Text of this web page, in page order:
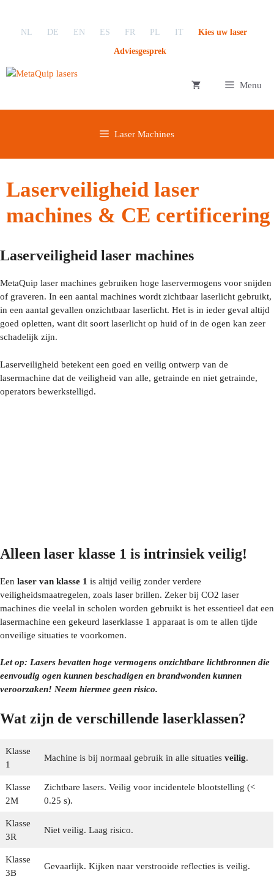
NL DE EN ES FR PL IT Kies uw laser
Adviesgesprek
Menu
Laser Machines
Laserveiligheid laser
machines & CE certificering
Laserveiligheid laser machines
MetaQuip laser machines gebruiken hoge laservermogens voor snijden
of graveren. In een aantal machines wordt zichtbaar laserlicht gebruikt,
in een aantal gevallen onzichtbaar laserlicht. Het is in ieder geval altijd
goed opletten, want dit soort laserlicht op huid of in de ogen kan zeer
schadelijk zijn.
Laserveiligheid betekent een goed en veilig ontwerp van de
lasermachine dat de veiligheid van alle, getrainde en niet getrainde,
operators bewerkstelligd.
Alleen laser klasse 1 is intrinsiek veilig!
Een laser van klasse 1 is altijd veilig zonder verdere
veiligheidsmaatregelen, zoals laser brillen. Zeker bij CO2 laser
machines die veelal in scholen worden gebruikt is het essentieel dat een
lasermachine een gekeurd laserklasse 1 apparaat is om te allen tijde
onveilige situaties te voorkomen.
Let op: Lasers bevatten hoge vermogens onzichtbare lichtbronnen die
eenvoudig ogen kunnen beschadigen en brandwonden kunnen
veroorzaken! Neem hiermee geen risico.
Wat zijn de verschillende laserklassen?
Klasse
1
Machine is bij normaal gebruik in alle situaties veilig.
Klasse
2M
Zichtbare lasers. Veilig voor incidentele blootstelling (<
0.25 s).
Klasse
3R
Niet veilig. Laag risico.
Klasse
3B
Gevaarlijk. Kijken naar verstrooide reflecties is veilig.